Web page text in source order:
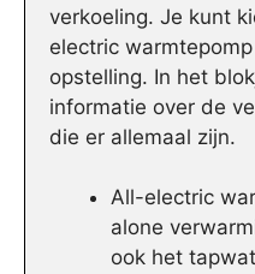
verkoeling. Je kunt
electric
opstelling. In het
informatie over de
die er allemaal zijn.
All-electric
alone
ook het